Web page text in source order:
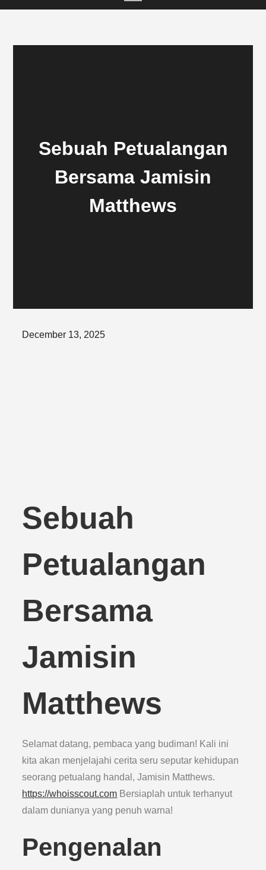
Sebuah Petualangan
Bersama Jamisin
Matthews
Posted
December 13, 2025
Sebuah
Petualangan
Bersama
Jamisin
Matthews
Selamat datang, pembaca yang budiman! Kali ini
kita akan menjelajahi cerita seru seputar kehidupan
seorang petualang handal, Jamisin Matthews.
https://whoisscout.com Bersiaplah untuk terhanyut
dalam dunianya yang penuh warna!
Pengenalan